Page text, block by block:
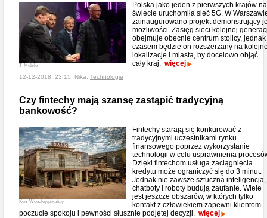
T-Mobile
Polska jako jeden z pierwszych krajów na
świecie uruchomiła sieć 5G. W
zainaugurowano projekt demonstrujący
możliwości. Zasięg sieci kolejnej
obejmuje obecnie centrum stolicy, jednak
czasem będzie on rozszerzany na
lokalizacje i miasta, by docelowo objąć
cały kraj. więcej
12-12-2018, 23:15, Nika, Technologie
Czy fintechy mają szansę zastąpić tradycyjną
bankowość?
Ken_Woodley/pixabay
Fintechy starają się konkurować z
tradycyjnymi uczestnikami rynku
finansowego poprzez wykorzystanie
technologii w celu usprawnienia
Dzięki fintechom usługa zaciągnięcia
kredytu może ograniczyć się do 3 minut.
Jednak nie zawsze sztuczna inteligencja,
chatboty i roboty budują zaufanie. Wiele
jest jeszcze obszarów, w których tylko
kontakt z człowiekiem zapewni klientom
poczucie spokoju i pewności słusznie podjętej decyzji. więcej